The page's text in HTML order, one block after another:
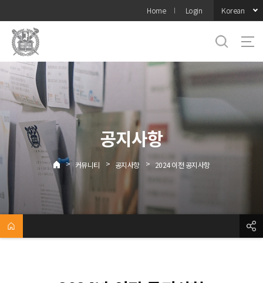
메뉴
Home Login Korean
공지사항
> 커뮤니티 > 공지사항 > 2024 이전 공지사항